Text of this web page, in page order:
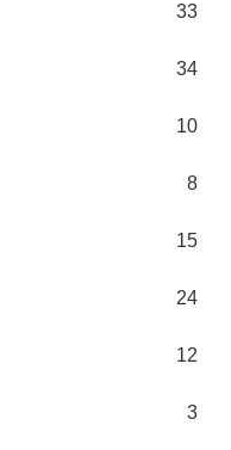
33
34
10
8
15
24
12
3